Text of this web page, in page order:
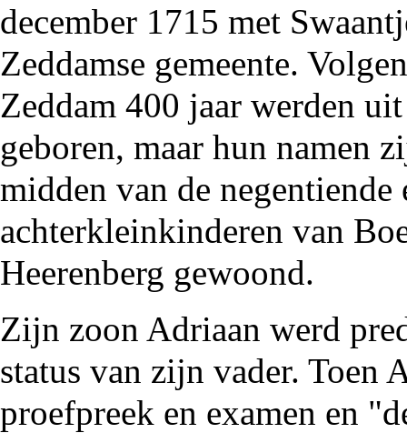
december 1715 met
Zeddamse gemeente.
Zeddam 400 jaar werden
geboren, maar hun namen
midden van de
achterkleinkinderen van
Heerenberg gewoond.
Zijn zoon Adriaan werd
status van zijn vader. Toen
proefpreek en examen en